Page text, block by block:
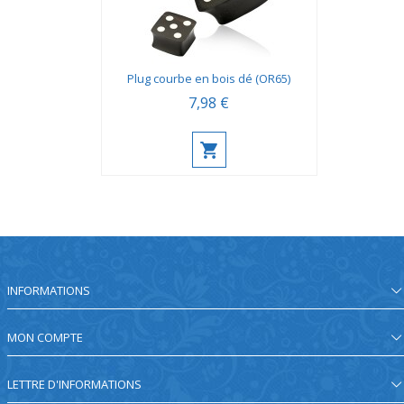
Plug courbe en bois dé (OR65)
7,98 €
INFORMATIONS
MON COMPTE
LETTRE D'INFORMATIONS